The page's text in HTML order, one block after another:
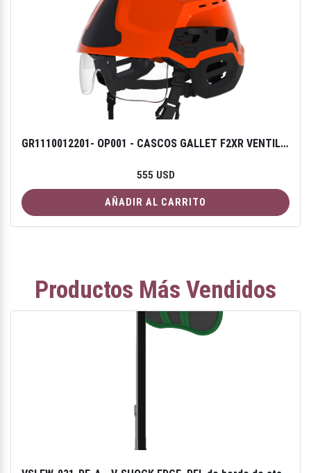
GR1110012201- OP001 - CASCOS GALLET F2XR VENTILADO - COLOR NARANJA FLUORESCENTE
555 USD
AÑADIR AL CARRITO
Productos Más Vendidos